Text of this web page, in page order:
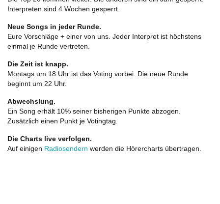
Interpreten sind 4 Wochen gesperrt.
Neue Songs in jeder Runde.
Eure Vorschläge + einer von uns. Jeder Interpret ist höchstens
einmal je Runde vertreten.
Die Zeit ist knapp.
Montags um 18 Uhr ist das Voting vorbei. Die neue Runde
beginnt um 22 Uhr.
Abwechslung.
Ein Song erhält 10% seiner bisherigen Punkte abzogen.
Zusätzlich einen Punkt je Votingtag.
Die Charts live verfolgen.
Auf einigen Radiosendern werden die Hörercharts übertragen.